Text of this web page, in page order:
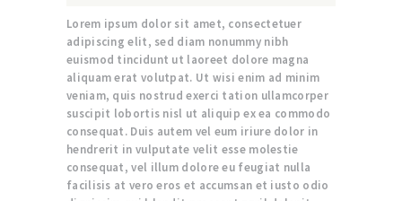
Lorem ipsum dolor sit amet, consectetuer
adipiscing elit, sed diam nonummy nibh
euismod tincidunt ut laoreet dolore magna
aliquam erat volutpat. Ut wisi enim ad minim
veniam, quis nostrud exerci tation ullamcorper
suscipit lobortis nisl ut aliquip ex ea commodo
consequat. Duis autem vel eum iriure dolor in
hendrerit in vulputate velit esse molestie
consequat, vel illum dolore eu feugiat nulla
facilisis at vero eros et accumsan et iusto odio